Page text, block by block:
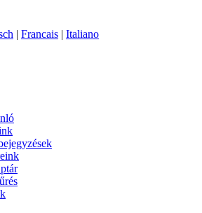
| Francais | Italiano